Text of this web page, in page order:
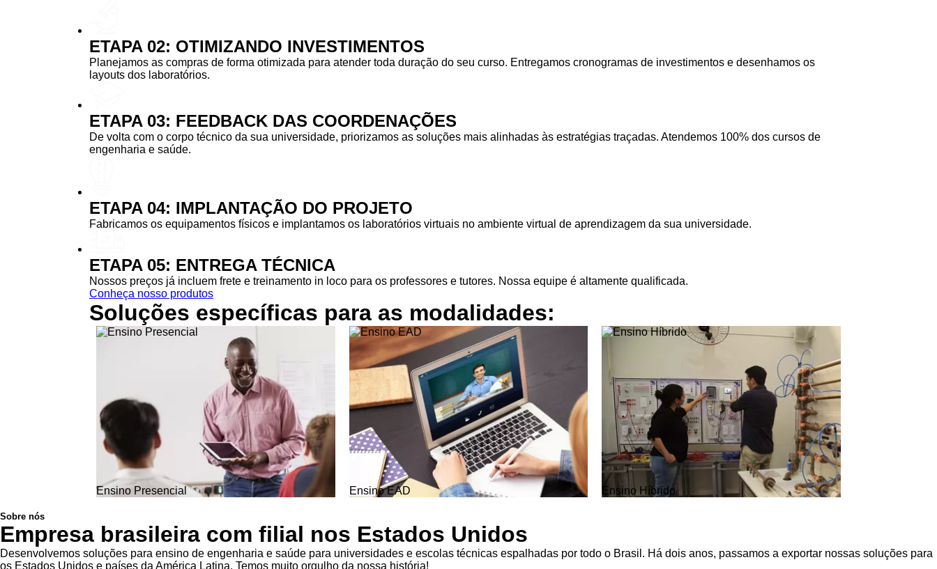
ETAPA 02: OTIMIZANDO INVESTIMENTOS
Planejamos as compras de forma otimizada para atender toda duração do seu curso. Entregamos cronogramas de investimentos e desenhamos os
layouts dos laboratórios.
ETAPA 03: FEEDBACK DAS COORDENAÇÕES
De volta com o corpo técnico da sua universidade, priorizamos as soluções mais alinhadas às estratégias traçadas. Atendemos 100% dos cursos de
engenharia e saúde.
ETAPA 04: IMPLANTAÇÃO DO PROJETO
Fabricamos os equipamentos físicos e implantamos os laboratórios virtuais no ambiente virtual de aprendizagem da sua universidade.
ETAPA 05: ENTREGA TÉCNICA
Nossos preços já incluem frete e treinamento in loco para os professores e tutores. Nossa equipe é altamente qualificada.
Conheça nosso produtos
Soluções específicas para as modalidades:
Ensino Presencial Ensino EAD Ensino Híbrido
Sobre nós
Empresa brasileira com filial nos Estados Unidos
Desenvolvemos soluções para ensino de engenharia e saúde para universidades e escolas técnicas espalhadas por todo o Brasil. Há dois anos, passamos a exportar nossas soluções para
os Estados Unidos e países da América Latina. Temos muito orgulho da nossa história!